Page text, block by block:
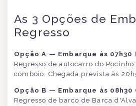
As 3 Opções de
Regresso
Opção A — Embarque às 07h30
Regresso de autocarro do Pocinho
comboio. Chegada prevista às
Opção B — Embarque às 08h30
Regresso de barco de Barca